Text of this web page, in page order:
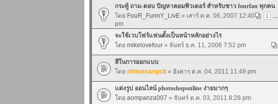
กระทู้ ถาม-ตอบ ปัญหาคอมพิวเตอร์ สำหรับชาว fourfan ทุกคน
1
...
โดย FouR_FunnY_LivE » เสาร์ ต.ค. 06, 2007 12:40
pm
จะใช้เวบโฟร์แฟนตั้งเป็นหน้าหลักอย่างไร
โดย mikelovefour » จันทร์ ธ.ค. 11, 2006 7:52 pm
สีในการออกแบบ
โดย nitinatsangsit » อังคาร ต.ค. 04, 2011 11:49 pm
แต่งรูป ออนไลน์ photoshoponline ง่ายมากๆ
โดย aompanza007 » จันทร์ ต.ค. 03, 2011 8:28 pm